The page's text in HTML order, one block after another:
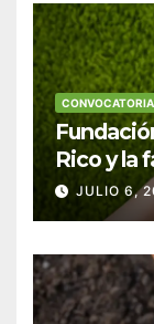
Rico y la
anuncian
JULIO 6,